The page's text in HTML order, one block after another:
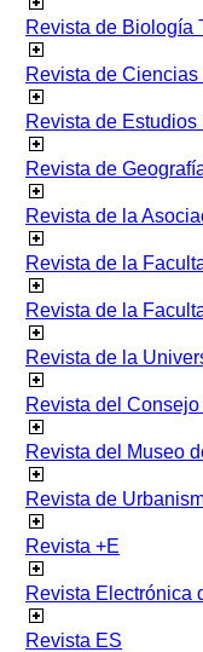
Revista de Biología
Revista de
Revista de
Revista de
Revista de la
Revista de la
Revista de la
Revista de la
Revista del
Revista del Museo
Revista de
Revista +E
Revista Electrónica
Revista ES